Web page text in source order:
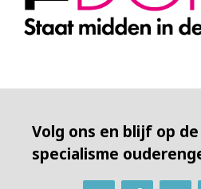
Volg ons en blijf op
specialisme